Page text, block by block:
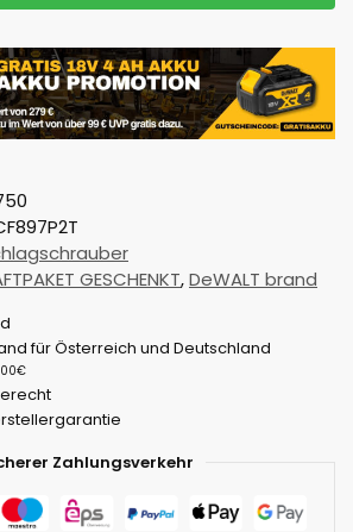
GESCHENKT,DeWALT brand
für Österreich und Deutschland
Zahlungsverkehr